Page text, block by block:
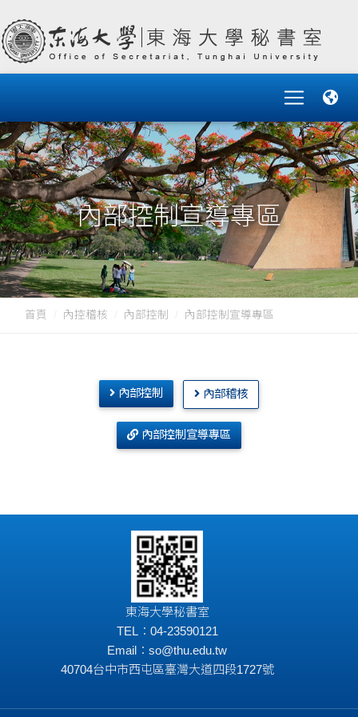
內部控制宣導專區
首頁 內控稽核 內部控制 內部控制宣導專區
內部控制 內部稽核
內部控制宣導專區
東海大學秘書室
TEL：04-23590121
Email： so@thu.edu.tw
40704台中市西屯區臺灣大道四段1727號